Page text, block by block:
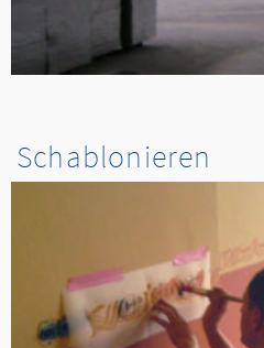
Schablonieren